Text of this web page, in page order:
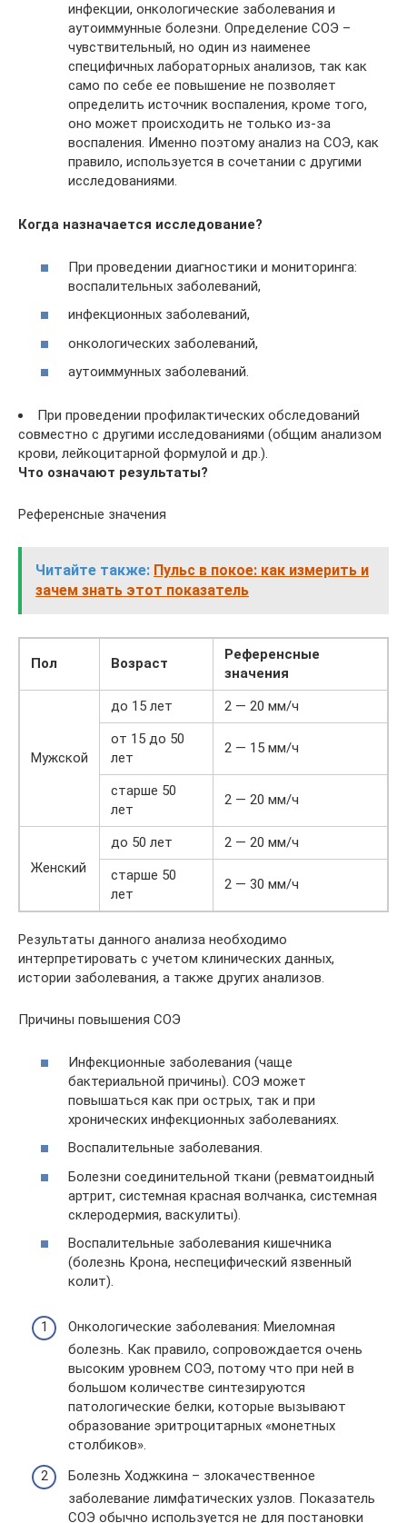
инфекции, онкологические заболевания и
аутоиммунные болезни. Определение СОЭ –
чувствительный, но один из наименее
специфичных лабораторных анализов, так как
само по себе ее повышение не позволяет
определить источник воспаления, кроме того,
оно может происходить не только из-за
воспаления. Именно поэтому анализ на СОЭ, как
правило, используется в сочетании с другими
исследованиями.
Когда назначается исследование?
При проведении диагностики и мониторинга:
воспалительных заболеваний,
инфекционных заболеваний,
онкологических заболеваний,
аутоиммунных заболеваний.
При проведении профилактических обследований
совместно с другими исследованиями (общим анализом
крови, лейкоцитарной формулой и др.).
Что означают результаты?
Референсные значения
Читайте также: Пульс в покое: как измерить и
зачем знать этот показатель
Пол Возраст
Референсные
значения
Мужской
до 15 лет
2 — 20 мм/ч
от 15 до 50
лет
2 — 15 мм/ч
старше 50
лет
2 — 20 мм/ч
Женский
до 50 лет
2 — 20 мм/ч
старше 50
лет
2 — 30 мм/ч
Результаты данного анализа необходимо
интерпретировать с учетом клинических данных,
истории заболевания, а также других анализов.
Причины повышения СОЭ
Инфекционные заболевания (чаще
бактериальной причины). СОЭ может
повышаться как при острых, так и при
хронических инфекционных заболеваниях.
Воспалительные заболевания.
Болезни соединительной ткани (ревматоидный
артрит, системная красная волчанка, системная
склеродермия, васкулиты).
Воспалительные заболевания кишечника
(болезнь Крона, неспецифический язвенный
колит).
Онкологические заболевания: Миеломная
болезнь. Как правило, сопровождается очень
высоким уровнем СОЭ, потому что при ней в
большом количестве синтезируются
патологические белки, которые вызывают
образование эритроцитарных «монетных
столбиков».
Болезнь Ходжкина – злокачественное
заболевание лимфатических узлов. Показатель
СОЭ обычно используется не для постановки